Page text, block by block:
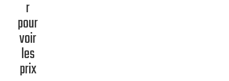
r
pour
voir
les
prix